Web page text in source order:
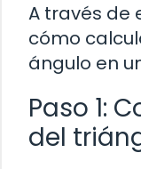
A través de
cómo
ángulo en
Paso 1:
del